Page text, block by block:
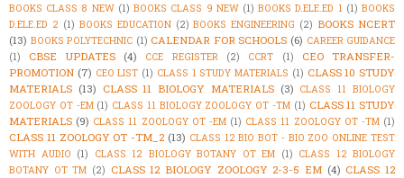
BOOKS CLASS 8 NEW (1) BOOKS CLASS 9 NEW (1) BOOKS D.ELE.ED 1 (1) BOOKS
D.ELE.ED 2 (1) BOOKS EDUCATION (2) BOOKS ENGINEERING (2) BOOKS NCERT
(13) BOOKS POLYTECHNIC (1) CALENDAR FOR SCHOOLS (6) CAREER GUIDANCE
(1)
CBSE UPDATES (4) CCE REGISTER (2) CCRT (1)
CEO TRANSFER-
PROMOTION (7) CEO LIST (1) CLASS 1 STUDY MATERIALS (1) CLASS 10 STUDY
MATERIALS (13) CLASS 11 BIOLOGY MATERIALS (3) CLASS 11 BIOLOGY
ZOOLOGY OT -EM (1) CLASS 11 BIOLOGY ZOOLOGY OT -TM (1) CLASS 11 STUDY
MATERIALS (9) CLASS 11 ZOOLOGY OT -EM (1) CLASS 11 ZOOLOGY OT -TM (1)
CLASS 11 ZOOLOGY OT -TM_2 (13) CLASS 12 BIO BOT - BIO ZOO ONLINE TEST
WITH AUDIO (1) CLASS 12 BIOLOGY BOTANY OT EM (1) CLASS 12 BIOLOGY
BOTANY OT TM (2) CLASS 12 BIOLOGY ZOOLOGY 2-3-5 EM (4) CLASS 12